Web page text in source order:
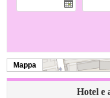
Mappa
Hotel e